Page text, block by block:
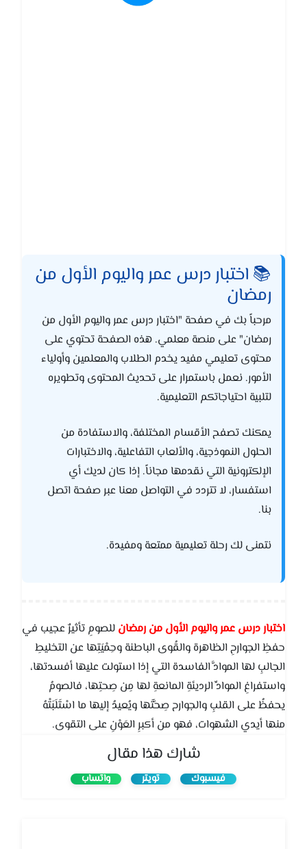
📚 اختبار درس عمر واليوم الأول من
رمضان
مرحباً بك في صفحة "اختبار درس عمر واليوم الأول من
رمضان" على منصة معلمي. هذه الصفحة تحتوي على
محتوى تعليمي مفيد يخدم الطلاب والمعلمين وأولياء
الأمور. نعمل باستمرار على تحديث المحتوى وتطويره
لتلبية احتياجاتكم التعليمية.
يمكنك تصفح الأقسام المختلفة، والاستفادة من
الحلول النموذجية، والألعاب التفاعلية، والاختبارات
الإلكترونية التي نقدمها مجاناً. إذا كان لديك أي
استفسار، لا تتردد في التواصل معنا عبر صفحة اتصل
بنا.
نتمنى لك رحلة تعليمية ممتعة ومفيدة.
اختبار درس عمر واليوم الأول من رمضان للصومِ تأثيرٌ عجيب في
حفظِ الجوارحِ الظاهرة والقُوى الباطنة وحِمْيَتِها عن التخليطِ
الجالبِ لها الموادَّ الفاسدة التي إذا استولت عليها أفسدتها،
واستفراغِ الموادِّ الرديئةِ المانعةِ لها مِن صِحتِها، فالصومُ
يحفظُ على القلبِ والجوارح صِحَّتَها ويُعيدُ إليها ما اسْتَلَبَتْهُ
منها أيدي الشهوات، فهو من أكبرِ العَوْنِ على التقوى.
شارك هذا مقال
فيسبوك تويتر واتساب